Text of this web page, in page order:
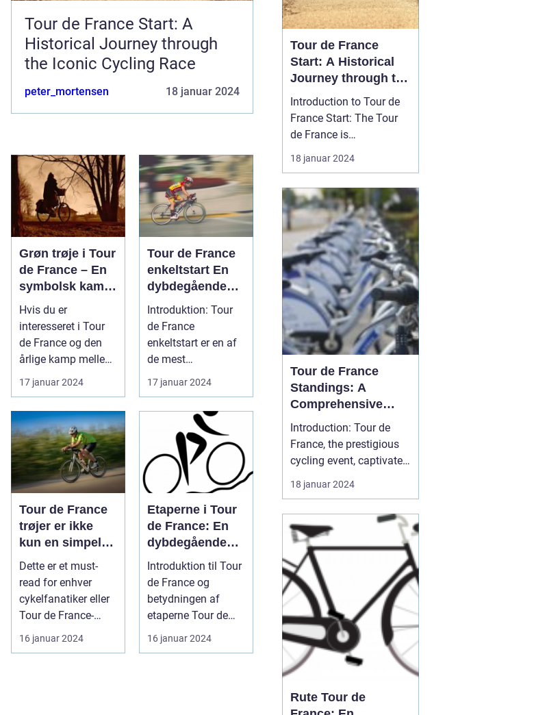
Tour de France Start: A
Historical Journey through
the Iconic Cycling Race
peter_mortensen 18 januar 2024
Grøn trøje i Tour
de France – En
symbolsk kamp
om point
Hvis du er
interesseret i Tour
de France og den
årlige kamp mellem
verdens bedste
cykelryttere, har ...
17 januar 2024
Tour de France
enkeltstart En
dybdegående
analyse af den
ultimative test af
rytteres
individuelle
Introduktion: Tour
de France
enkeltstart er en af
de mest
prestigefyldte
discipliner inden for
prof...
17 januar 2024
Tour de France
trøjer er ikke
kun en simpel
beklædningsgen
stand til
cykelryttere; de
bærer symbolik
rækker langt ud
over selve løbet
Dette er et must-
read for enhver
cykelfanatiker eller
Tour de France-
entusiast, der
ønsker at forstå...
16 januar 2024
Etaperne i Tour
de France: En
dybdegående
gennemgang af
verdens mest
prestigefyldte
cykelløb
Introduktion til Tour
de France og
betydningen af
etaperne Tour de
France er uden tvivl
et af verde...
16 januar 2024
Tour de France
Start: A Historical
Journey through the
Iconic Cycling Race
Introduction to Tour de
France Start: The Tour
de France is
undoubtedly one of the
most prestigious and
the world. Each year,
professional cyclists
from around the globe
gather for this epic
event, showcasing their
endurance...
18 januar 2024
Tour de France
Standings: A
Comprehensive
Guide for Cycling
Enthusiasts
Introduction: Tour de
France, the prestigious
cycling event, captivates
sports enthusiasts
worldwide every year. As
challenging and iconic
races, the competition
showcases exceptional
athletic abilities and
determination. In this
art...
18 januar 2024
Rute Tour de